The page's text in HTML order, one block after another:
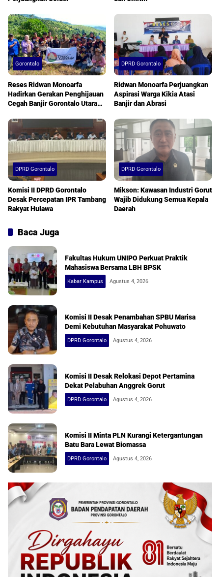
Gorontalo
Reses Ridwan Monoarfa
Hadirkan Gerakan Penghijauan
Cegah Banjir Gorontalo Utara
DPRD Gorontalo
Ridwan Monoarfa Perjuangkan
Aspirasi Warga Kikia Atasi
Banjir dan Abrasi
DPRD Gorontalo
Komisi II DPRD Gorontalo
Desak Percepatan IPR Tambang
Rakyat Hulawa
DPRD Gorontalo
Mikson: Kawasan Industri Gorut
Wajib Didukung Semua Kepala
Daerah
Baca Juga
Fakultas Hukum UNIPO Perkuat Praktik
Mahasiswa Bersama LBH BPSK
Kabar Kampus Agustus 4, 2026
Komisi II Desak Penambahan SPBU Marisa
Demi Kebutuhan Masyarakat Pohuwato
DPRD Gorontalo Agustus 4, 2026
Komisi II Desak Relokasi Depot Pertamina
Dekat Pelabuhan Anggrek Gorut
DPRD Gorontalo Agustus 4, 2026
Komisi II Minta PLN Kurangi Ketergantungan
Batu Bara Lewat Biomassa
DPRD Gorontalo Agustus 4, 2026